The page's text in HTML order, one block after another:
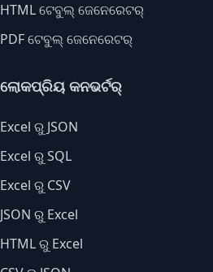
HTML ଟେବୁଲ୍ ଜେନେରେଟର୍
PDF ଟେବୁଲ୍ ଜେନେରେଟର୍
ଲୋକପ୍ରିୟ କନଭର୍ଟର୍
Excel ରୁ JSON
Excel ରୁ SQL
Excel ରୁ CSV
JSON ରୁ Excel
HTML ରୁ Excel